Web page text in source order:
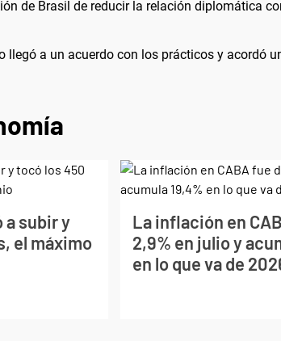
de Brasil de reducir la relación diplomática
llegó a un acuerdo con los prácticos y acordó
a subir y
el máximo
La inflación en
2,9% en julio y
en lo que va de